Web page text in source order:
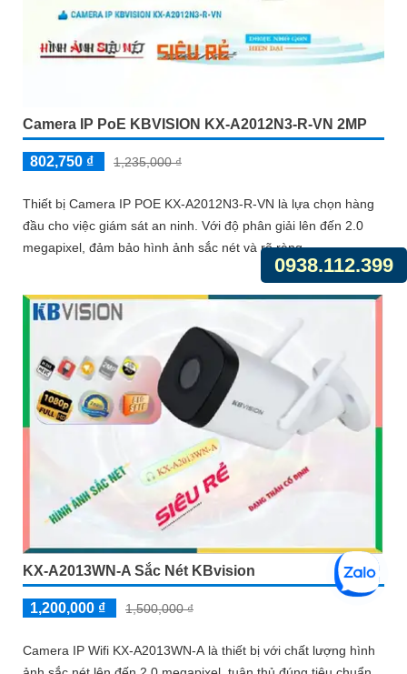
Camera IP PoE KBVISION KX-A2012N3-R-VN 2MP
802,750 ₫ 1,235,000 ₫
Thiết bị Camera IP POE KX-A2012N3-R-VN là lựa chọn hàng
đầu cho việc giám sát an ninh. Với độ phân giải lên đến 2.0
megapixel, đảm bảo hình ảnh sắc nét và rõ ràng
KX-A2013WN-A Sắc Nét KBvision
1,200,000 ₫ 1,500,000 ₫
Camera IP Wifi KX-A2013WN-A là thiết bị với chất lượng hình
0938.112.399